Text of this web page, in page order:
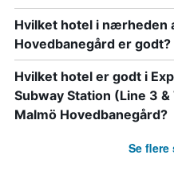
Hvilket hotel i nærheden
Hovedbanegård er godt?
Hvilket hotel er godt i
Subway Station (Line 3
Malmö Hovedbanegård?
Se flere